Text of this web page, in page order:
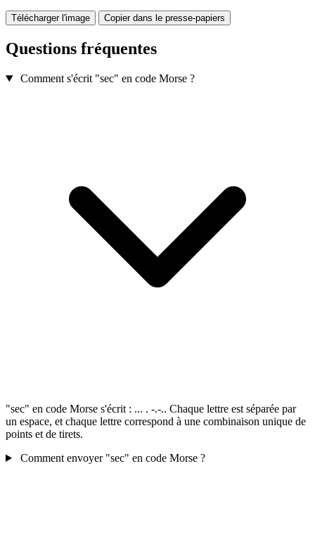
Télécharger l'image Copier dans le presse-papiers
Questions fréquentes
Comment s'écrit "sec" en code Morse ?
"sec" en code Morse s'écrit : ... . -.-.. Chaque lettre est séparée par
un espace, et chaque lettre correspond à une combinaison unique de
points et de tirets.
Comment envoyer "sec" en code Morse ?